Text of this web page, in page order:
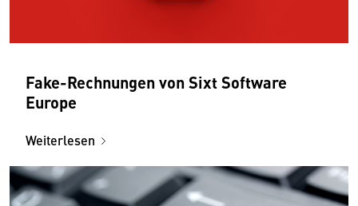
Fake-Rechnungen von Sixt Software
Europe
Weiterlesen